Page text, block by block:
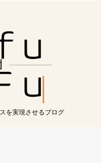
を実現させるブログ